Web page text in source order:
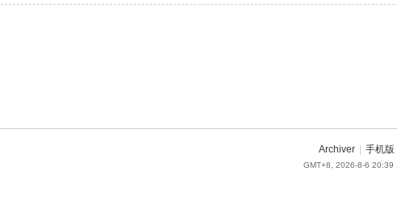
Archiver 手机版
GMT+8, 2026-8-6 20:39